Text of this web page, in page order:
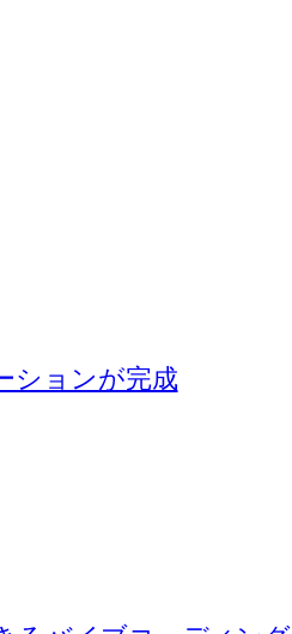
ションが完成